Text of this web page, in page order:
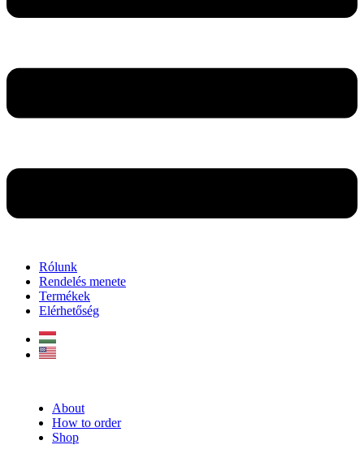
Rólunk
Rendelés menete
Termékek
Elérhetőség
About
How to order
Shop